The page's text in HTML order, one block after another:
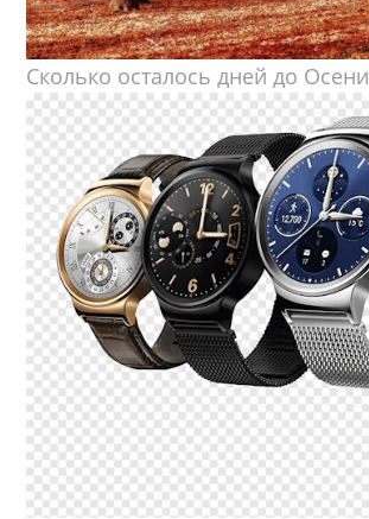
Сколько осталось дней до Осени